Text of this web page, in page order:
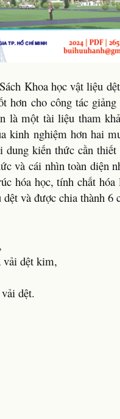
Khoa học vật liệu
cho công tác
là một tài liệu tham
kinh nghiệm hơn hai
kiến thức cần
và cái nhìn toàn diện
hóa học, tính chất
và được chia thành 6
vải dệt kim,
dệt.